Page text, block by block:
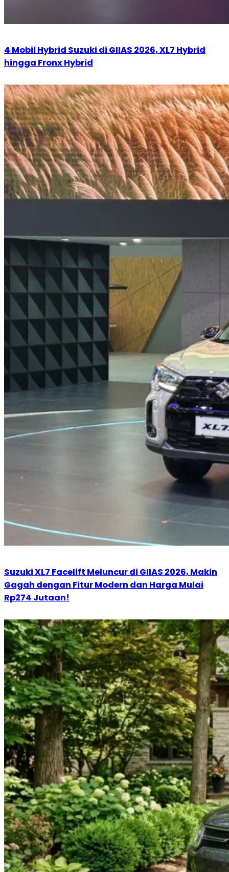
4 Mobil Hybrid Suzuki di GIIAS 2026, XL7 Hybrid
hingga Fronx Hybrid
Suzuki XL7 Facelift Meluncur di GIIAS 2026, Makin
Gagah dengan Fitur Modern dan Harga Mulai
Rp274 Jutaan!